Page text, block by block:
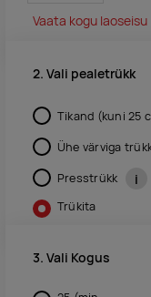
Vaata kogu laoseisu
2. Vali pealetrükk
Tikand (kuni 25
Ühe värviga
Presstrükk i
Trükita
3. Vali Kogus